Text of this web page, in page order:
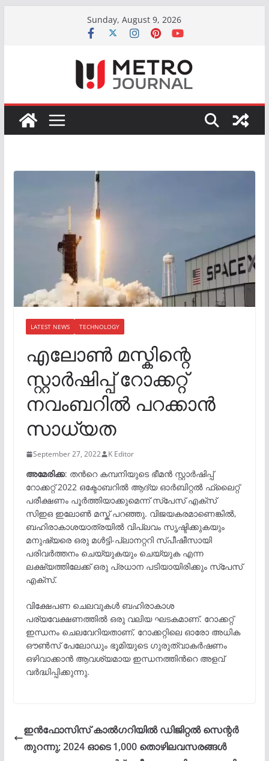
Sunday, August 9, 2026
LATEST NEWS TECHNOLOGY
എലോൺ മസ്കിന്റെ
സ്റ്റാർഷിപ്പ് റോക്കറ്റ്
നവംബറിൽ പറക്കാൻ
സാധ്യത
September 27, 2022 K Editor
അമേരിക്ക: തന്‍റെ കമ്പനിയുടെ ഭീമൻ സ്റ്റാർഷിപ്പ്
റോക്കറ്റ് 2022 ഒക്ടോബറിൽ ആദ്യ ഓർബിറ്റൽ ഫ്ലൈറ്റ്
പരീക്ഷണം പൂർത്തിയാക്കുമെന്ന് സ്പേസ് എക്സ്
സിഇഒ ഇലോൺ മസ്ക് പറഞ്ഞു. വിജയകരമാണെങ്കിൽ,
ബഹിരാകാശയാത്രയിൽ വിപ്ലവം സൃഷ്ടിക്കുകയും
മനുഷ്യരെ ഒരു മൾട്ടി-പ്ലാനറ്ററി സ്പീഷീസായി
പരിവർത്തനം ചെയ്യുകയും ചെയ്യുക എന്ന
ലക്ഷ്യത്തിലേക്ക് ഒരു പ്രധാന പടിയായിരിക്കും സ്പേസ്
എക്സ്.
വിക്ഷേപണ ചെലവുകൾ ബഹിരാകാശ
പര്യവേക്ഷണത്തിൽ ഒരു വലിയ ഘടകമാണ്. റോക്കറ്റ്
ഇന്ധനം ചെലവേറിയതാണ്, റോക്കറ്റിലെ ഓരോ അധിക
ഔൺസ് പേലോഡും ഭൂമിയുടെ ഗുരുത്വാകർഷണം
ഒഴിവാക്കാൻ ആവശ്യമായ ഇന്ധനത്തിന്‍റെ അളവ്
വർദ്ധിപ്പിക്കുന്നു.
ഇൻഫോസിസ് കാൽഗറിയിൽ ഡിജിറ്റൽ സെന്റർ
തുറന്നു; 2024 ഓടെ 1,000 തൊഴിലവസരങ്ങൾ